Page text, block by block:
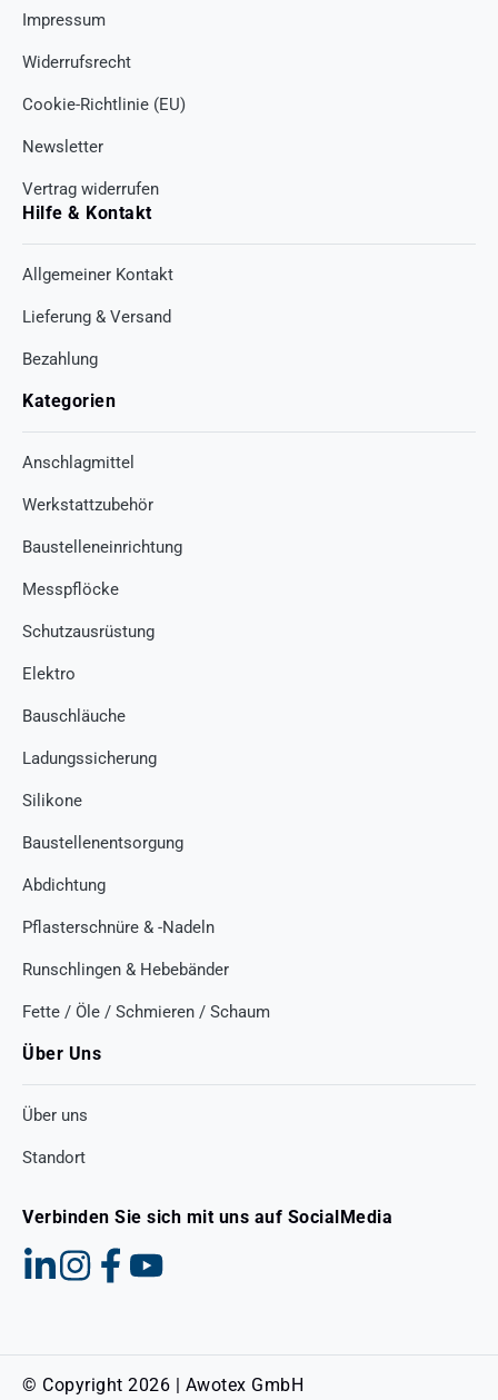
Impressum
Widerrufsrecht
Cookie-Richtlinie (EU)
Newsletter
Vertrag widerrufen
Hilfe & Kontakt
Allgemeiner Kontakt
Lieferung & Versand
Bezahlung
Kategorien
Anschlagmittel
Werkstattzubehör
Baustelleneinrichtung
Messpflöcke
Schutzausrüstung
Elektro
Bauschläuche
Ladungssicherung
Silikone
Baustellenentsorgung
Abdichtung
Pflasterschnüre & -Nadeln
Runschlingen & Hebebänder
Fette / Öle / Schmieren / Schaum
Über Uns
Über uns
Standort
Verbinden Sie sich mit uns auf SocialMedia
© Copyright 2026 | Awotex GmbH